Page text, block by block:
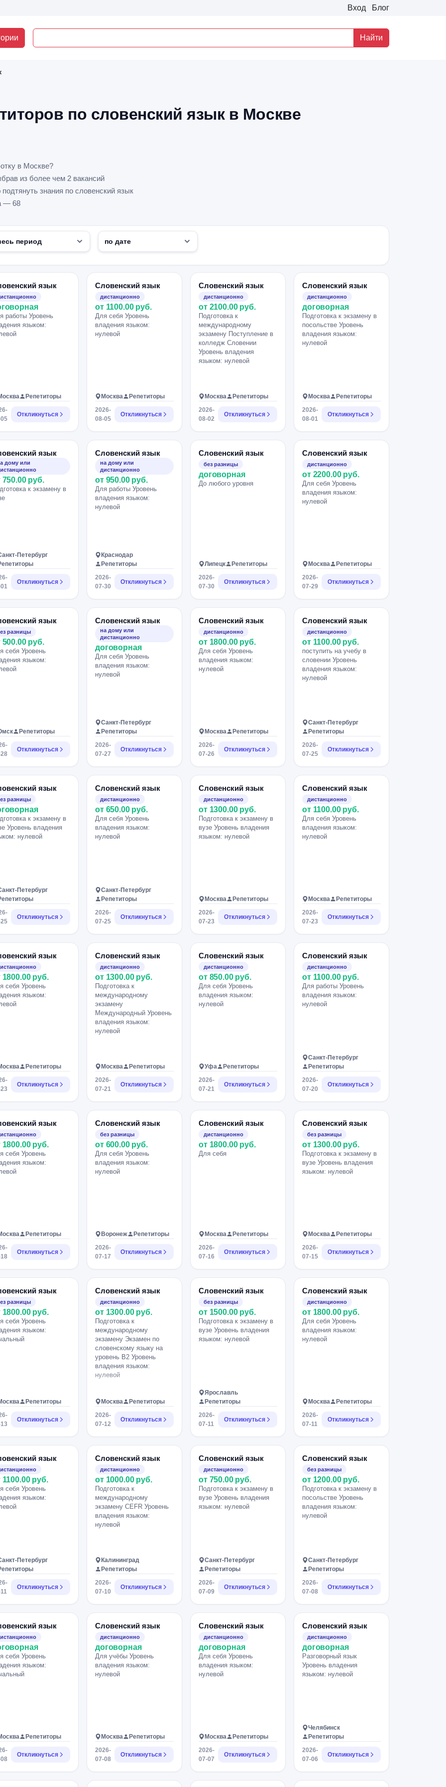
Вход Блог
Найти
по словенский язык в Москве
в Москве?
из более чем 2 вакансий
знания по словенский язык
— 68
язык
работы Уровень
языком:
Репетиторы
Откликнуться
Словенский язык
дистанционно
от 1100.00 руб.
Для себя Уровень
владения языком:
нулевой
Москва
Репетиторы
2026-
08-05
Откликнуться
Словенский язык
дистанционно
от 2100.00 руб.
Подготовка к
международному
экзамену Поступление в
колледж Словении
Уровень владения
языком: нулевой
Москва
Репетиторы
2026-
08-02
Откликнуться
Словенский язык
дистанционно
договорная
Подготовка к экзамену в
посольстве Уровень
владения языком:
нулевой
Москва
Репетиторы
2026-
08-01
Откликнуться
язык
дому или
750.00 руб.
к экзамену в
Петербург
Откликнуться
Словенский язык
на дому или
дистанционно
от 950.00 руб.
Для работы Уровень
владения языком:
нулевой
Краснодар
Репетиторы
2026-
07-30
Откликнуться
Словенский язык
без разницы
договорная
До любого уровня
Липецк
Репетиторы
2026-
07-30
Откликнуться
Словенский язык
дистанционно
от 2200.00 руб.
Для себя Уровень
владения языком:
нулевой
Москва
Репетиторы
2026-
07-29
Откликнуться
язык
разницы
500.00 руб.
себя Уровень
языком:
Репетиторы
Откликнуться
Словенский язык
на дому или
дистанционно
договорная
Для себя Уровень
владения языком:
нулевой
Санкт-Петербург
Репетиторы
2026-
07-27
Откликнуться
Словенский язык
дистанционно
от 1800.00 руб.
Для себя Уровень
владения языком:
нулевой
Москва
Репетиторы
2026-
07-26
Откликнуться
Словенский язык
дистанционно
от 1100.00 руб.
поступить на учебу в
словении Уровень
владения языком:
нулевой
Санкт-Петербург
Репетиторы
2026-
07-25
Откликнуться
язык
разницы
к экзамену в
Уровень владения
нулевой
Петербург
Откликнуться
Словенский язык
дистанционно
от 650.00 руб.
Для себя Уровень
владения языком:
нулевой
Санкт-Петербург
Репетиторы
2026-
07-25
Откликнуться
Словенский язык
дистанционно
от 1300.00 руб.
Подготовка к экзамену в
вузе Уровень владения
языком: нулевой
Москва
Репетиторы
2026-
07-23
Откликнуться
Словенский язык
дистанционно
от 1100.00 руб.
Для себя Уровень
владения языком:
нулевой
Москва
Репетиторы
2026-
07-23
Откликнуться
язык
1800.00 руб.
себя Уровень
языком:
Репетиторы
Откликнуться
Словенский язык
дистанционно
от 1300.00 руб.
Подготовка к
международному
экзамену
Международный Уровень
владения языком:
нулевой
Москва
Репетиторы
2026-
07-21
Откликнуться
Словенский язык
дистанционно
от 850.00 руб.
Для себя Уровень
владения языком:
нулевой
Уфа
Репетиторы
2026-
07-21
Откликнуться
Словенский язык
дистанционно
от 1100.00 руб.
Для работы Уровень
владения языком:
нулевой
Санкт-Петербург
Репетиторы
2026-
07-20
Откликнуться
язык
1800.00 руб.
себя Уровень
языком:
Репетиторы
Откликнуться
Словенский язык
без разницы
от 600.00 руб.
Для себя Уровень
владения языком:
нулевой
Воронеж
Репетиторы
2026-
07-17
Откликнуться
Словенский язык
дистанционно
от 1800.00 руб.
Для себя
Москва
Репетиторы
2026-
07-16
Откликнуться
Словенский язык
без разницы
от 1300.00 руб.
Подготовка к экзамену в
вузе Уровень владения
языком: нулевой
Москва
Репетиторы
2026-
07-15
Откликнуться
язык
разницы
1800.00 руб.
себя Уровень
языком:
Репетиторы
Откликнуться
Словенский язык
дистанционно
от 1300.00 руб.
Подготовка к
международному
экзамену Экзамен по
словенскому языку на
уровень B2 Уровень
владения языком:
нулевой
Москва
Репетиторы
2026-
07-12
Откликнуться
Словенский язык
без разницы
от 1500.00 руб.
Подготовка к экзамену в
вузе Уровень владения
языком: нулевой
Ярославль
Репетиторы
2026-
07-11
Откликнуться
Словенский язык
дистанционно
от 1800.00 руб.
Для себя Уровень
владения языком:
нулевой
Москва
Репетиторы
2026-
07-11
Откликнуться
язык
1100.00 руб.
себя Уровень
языком:
Петербург
Откликнуться
Словенский язык
дистанционно
от 1000.00 руб.
Подготовка к
международному
экзамену CEFR Уровень
владения языком:
нулевой
Калининград
Репетиторы
2026-
07-10
Откликнуться
Словенский язык
дистанционно
от 750.00 руб.
Подготовка к экзамену в
вузе Уровень владения
языком: нулевой
Санкт-Петербург
Репетиторы
2026-
07-09
Откликнуться
Словенский язык
без разницы
от 1200.00 руб.
Подготовка к экзамену в
посольстве Уровень
владения языком:
нулевой
Санкт-Петербург
Репетиторы
2026-
07-08
Откликнуться
язык
себя Уровень
языком:
Репетиторы
Откликнуться
Словенский язык
дистанционно
договорная
Для учёбы Уровень
владения языком:
нулевой
Москва
Репетиторы
2026-
07-08
Откликнуться
Словенский язык
дистанционно
договорная
Для себя Уровень
владения языком:
нулевой
Москва
Репетиторы
2026-
07-07
Откликнуться
Словенский язык
дистанционно
договорная
Разговорный язык
Уровень владения
языком: нулевой
Челябинск
Репетиторы
2026-
07-06
Откликнуться